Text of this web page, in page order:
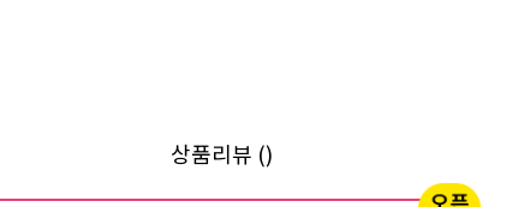
상품리뷰 ()